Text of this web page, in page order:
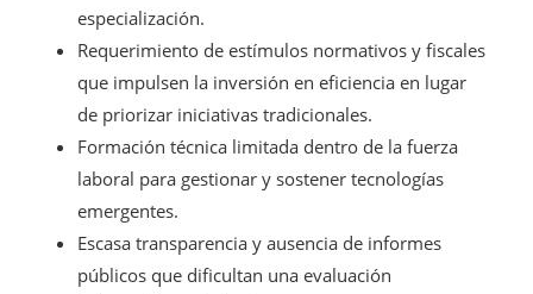
especialización.
Requerimiento de estímulos normativos y fiscales
que impulsen la inversión en eficiencia en lugar
de priorizar iniciativas tradicionales.
Formación técnica limitada dentro de la fuerza
laboral para gestionar y sostener tecnologías
emergentes.
Escasa transparencia y ausencia de informes
públicos que dificultan una evaluación